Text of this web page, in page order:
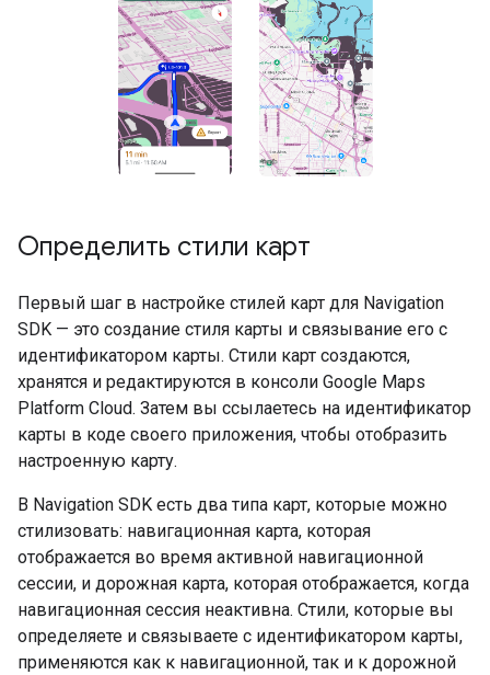
Определить стили карт
Первый шаг в настройке стилей карт для Navigation
SDK — это создание стиля карты и связывание его с
идентификатором карты. Стили карт создаются,
хранятся и редактируются в консоли Google Maps
Platform Cloud. Затем вы ссылаетесь на идентификатор
карты в коде своего приложения, чтобы отобразить
настроенную карту.
В Navigation SDK есть два типа карт, которые можно
стилизовать: навигационная карта, которая
отображается во время активной навигационной
сессии, и дорожная карта, которая отображается, когда
навигационная сессия неактивна. Стили, которые вы
определяете и связываете с идентификатором карты,
применяются как к навигационной, так и к дорожной